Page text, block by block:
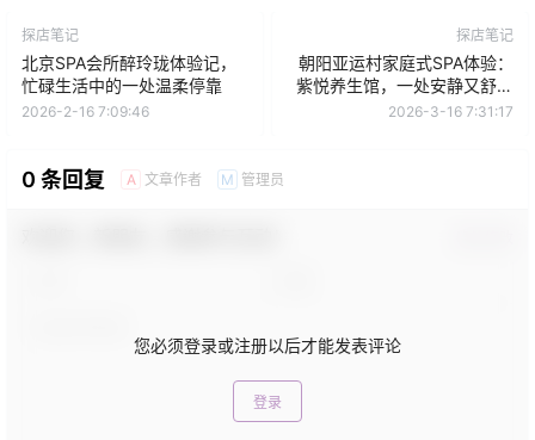
探店笔记
北京SPA会所醉玲珑体验记，
忙碌生活中的一处温柔停靠
2026-2-16 7:09:46
探店笔记
朝阳亚运村家庭式SPA体验：
紫悦养生馆，一处安静又舒服
的放松空间
2026-3-16 7:31:17
0 条回复 A 文章作者 M 管理员
您必须登录或注册以后才能发表评论
登录